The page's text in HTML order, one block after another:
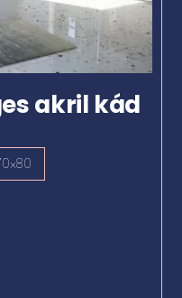
akril kád